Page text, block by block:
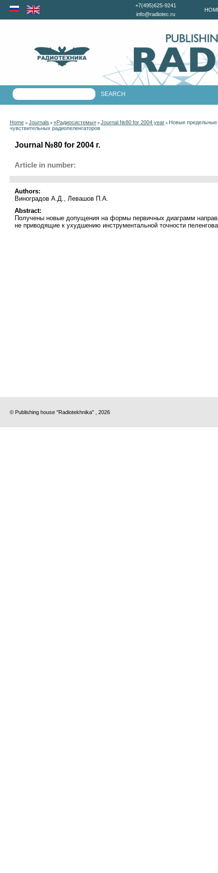
+7(495)625-9241
info@radiotec.ru
Home > Journals > «Радиосистемы» > Journal №80 for 2004 year > Новые предельные
чувствительных радиопеленгаторов
Journal №80 for 2004 г.
Article in number:
Authors:
Виноградов А.Д., Левашов П.А.
Abstract:
Получены новые допущения на формы первичных диаграмм
не приводящие к ухудшению инструментальной точности
© Publishing house "Radiotekhnika" , 2026